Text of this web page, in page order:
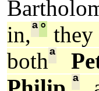
in,ª° they
bothª
ª